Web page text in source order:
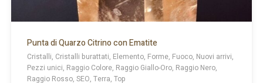
Punta di Quarzo Citrino con Ematite
Cristalli, Cristalli burattati, Elemento, Forme, Fuoco, Nuovi arrivi,
Pezzi unici, Raggio Colore, Raggio Giallo-Oro, Raggio Nero,
Raggio Rosso, SEO, Terra, Top